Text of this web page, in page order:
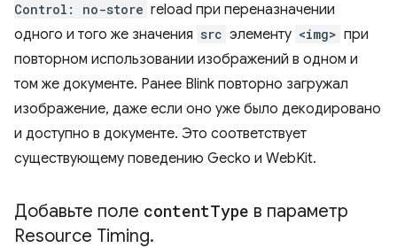
Control: no-store reload при переназначении
одного и того же значения src элементу <img> при
повторном использовании изображений в одном и
том же документе. Ранее Blink повторно загружал
изображение, даже если оно уже было декодировано
и доступно в документе. Это соответствует
существующему поведению Gecko и WebKit.
Добавьте поле contentType в параметр
Resource Timing.